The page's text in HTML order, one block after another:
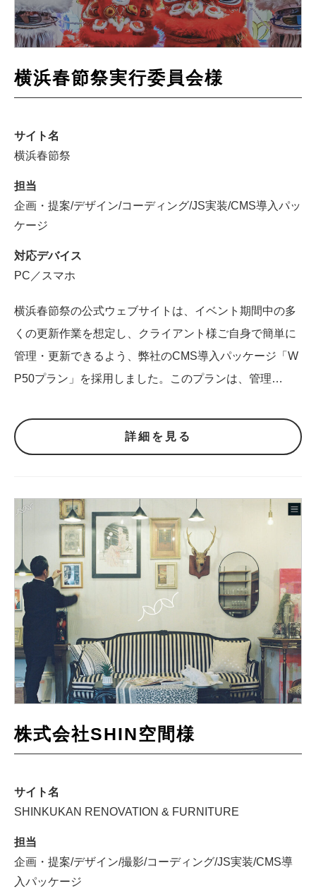
横浜春節祭実行委員会様
サイト名
横浜春節祭
担当
企画・提案/デザイン/コーディング/JS実装/CMS導入パッ
ケージ
対応デバイス
PC／スマホ
横浜春節祭の公式ウェブサイトは、イベント期間中の多
くの更新作業を想定し、クライアント様ご自身で簡単に
管理・更新できるよう、弊社のCMS導入パッケージ「W
P50プラン」を採用しました。このプランは、管理…
詳細を見る
株式会社SHIN空間様
サイト名
SHINKUKAN RENOVATION & FURNITURE
担当
企画・提案/デザイン/撮影/コーディング/JS実装/CMS導
入パッケージ